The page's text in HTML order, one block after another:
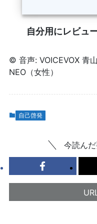
自分用にレビュ
© 音声: VOICEVOX 青
NEO（女性）
自己啓発
今読ん